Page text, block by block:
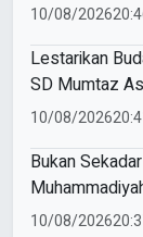
10/08/2026
Lestarikan
SD Mumtaz
10/08/2026
Bukan
Kepemimpinan
10/08/2026